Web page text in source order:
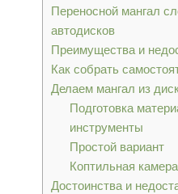
Переносной мангал
автодисков
Преимущества и
Как собрать
Делаем мангал из
Подготовка
инструменты
Простой вариант
Коптильная камера
Достоинства и